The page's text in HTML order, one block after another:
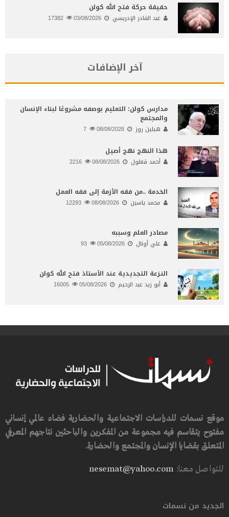
حقيقة حركة فتح الله كولن
عبد القادر الإدريسي 03/08/2026
آخر الإضافات
مدارس كولن: التعليم بوصفه مشروعًا لبناء الإنسان
والمجتمع
هيلين روز 08/08/2026
هذا النهج نهج أصيل
أحمد قعلول 08/08/2026
الخدمة ..من فقه الأزمة إلى فقه العمل
محمد ياسين 08/08/2026
مصادر العلم وسببه
علي أونال 05/08/2026
النـزعة التجديدية عند الأستاذ فتح الله كولن
أبو زيد عبد الرحيم 05/08/2026
موقع نسمات للدراسات الاجتماعية والحضارية فضاء عالمي إنساني
مفتوح يتقاسم فيه مجموعة من المفكرين والباحثين نتاجهم المعرفي
المتعلق بقضايا الإنسان والمجتمع والحضارة.
للتواصل معنا:nesemat@yahoo.com
الجديد من نسمات